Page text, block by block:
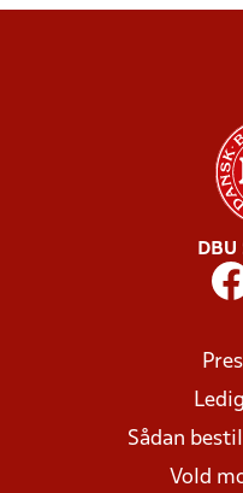
Sådan
Vold